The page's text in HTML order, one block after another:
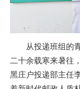
从投递班组的青
二十余载寒来暑往
黑庄户投递部主任